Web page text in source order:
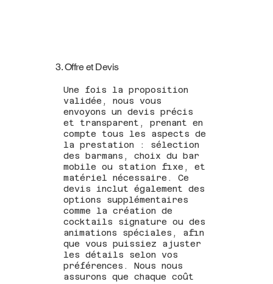
3. Offre et Devis
Une fois la proposition
validée, nous vous
envoyons un devis précis
et transparent, prenant en
compte tous les aspects de
la prestation : sélection
des barmans, choix du bar
mobile ou station fixe, et
matériel nécessaire. Ce
devis inclut également des
options supplémentaires
comme la création de
cocktails signature ou des
animations spéciales, afin
que vous puissiez ajuster
les détails selon vos
préférences. Nous nous
assurons que chaque coût